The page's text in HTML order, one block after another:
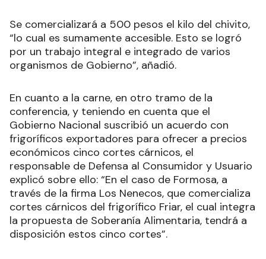
Se comercializará a 500 pesos el kilo del chivito,
“lo cual es sumamente accesible. Esto se logró
por un trabajo integral e integrado de varios
organismos de Gobierno”, añadió.
En cuanto a la carne, en otro tramo de la
conferencia, y teniendo en cuenta que el
Gobierno Nacional suscribió un acuerdo con
frigoríficos exportadores para ofrecer a precios
económicos cinco cortes cárnicos, el
responsable de Defensa al Consumidor y Usuario
explicó sobre ello: “En el caso de Formosa, a
través de la firma Los Nenecos, que comercializa
cortes cárnicos del frigorífico Friar, el cual integra
la propuesta de Soberanía Alimentaria, tendrá a
disposición estos cinco cortes”.